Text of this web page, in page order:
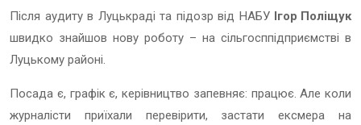
Після аудиту в Луцькраді та підозр від НАБУ Ігор Поліщук
швидко знайшов нову роботу – на сільгосппідприємстві в
Луцькому районі.
Посада є, графік є, керівництво запевняє: працює. Але коли
журналісти приїхали перевірити, застати ексмера на